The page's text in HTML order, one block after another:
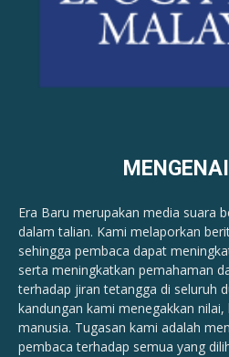
Era Baru merupakan media suara
dalam talian. Kami melaporkan
sehingga pembaca dapat
serta meningkatkan pemahaman
terhadap jiran tetangga di seluruh
kandungan kami menegakkan
manusia. Tugasan kami adalah
pembaca terhadap semua yang